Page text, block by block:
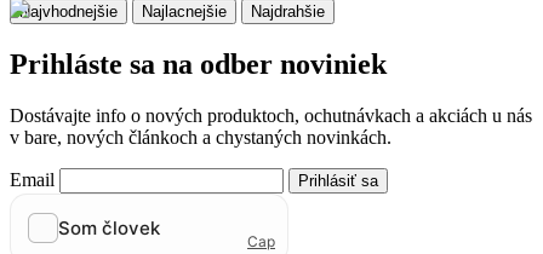
Najvhodnejšie Najlacnejšie Najdrahšie
Prihláste sa na odber noviniek
Dostávajte info o nových produktoch, ochutnávkach a akciách u nás
v bare, nových článkoch a chystaných novinkách.
Email Prihlásiť sa